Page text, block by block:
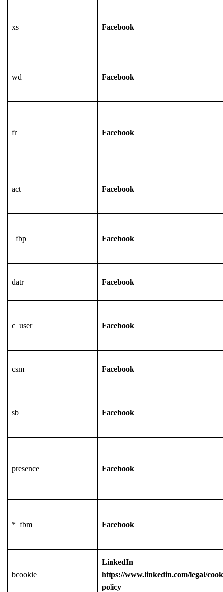
xs Facebook
wd Facebook
fr Facebook
act Facebook
_fbp Facebook
datr Facebook
c_user Facebook
csm Facebook
sb Facebook
presence Facebook
*_fbm_ Facebook
bcookie
LinkedIn
https://www.linkedin.com/legal/
policy